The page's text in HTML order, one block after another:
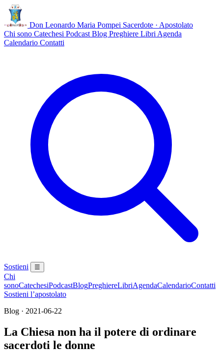
Don Leonardo Maria Pompei Sacerdote · Apostolato
Chi sono Catechesi Podcast Blog Preghiere Libri Agenda
Calendario Contatti
Sostieni ☰
Chi
sonoCatechesiPodcastBlogPreghiereLibriAgendaCalendarioContatti
Sostieni l’apostolato
Blog · 2021-06-22
La Chiesa non ha il potere di ordinare
sacerdoti le donne